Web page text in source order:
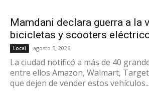
Mamdani declara guerra a la
bicicletas y scooters
Local agosto 5, 2026
La ciudad notificó a más de 40
entre ellos Amazon, Walmart,
que dejen de vender estos vehículos...